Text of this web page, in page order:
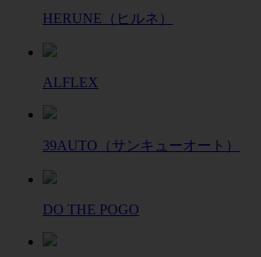
HERUNE（ヒルネ）
ALFLEX
39AUTO（サンキューオート）
DO THE POGO